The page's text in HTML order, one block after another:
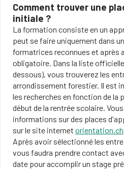
Comment trouver une
initiale ?
La formation consiste en un
peut se faire uniquement dans
formatrices reconnues et après
obligatoire. Dans la liste
dessous), vous trouverez les
arrondissement forestier. Il est
les recherches en fonction de la
début de la rentrée scolaire.
informations sur des places
sur le site internet orientation.ch
Après avoir sélectionné les
vous faudra prendre contact
date pour accomplir un stage